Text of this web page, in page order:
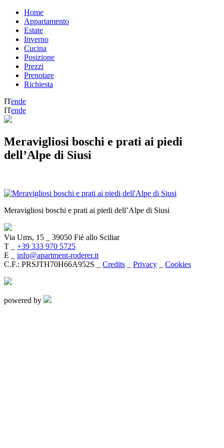
Home
Appartamento
Estate
Inverno
Cucina
Posizione
Prezzi
Prenotare
Richiesta
ITende
ITende
Meravigliosi boschi e prati ai piedi
dell’Alpe di Siusi
Meravigliosi boschi e prati ai piedi dell’Alpe di Siusi
Via Ums, 15
39050 Fiè allo Sciliar
T _ +39 333 970 5725
E _ info@apartment-roderer.it
C.F.: PRSJTH70H66A952S _ Credits Privacy Cookies
powered by